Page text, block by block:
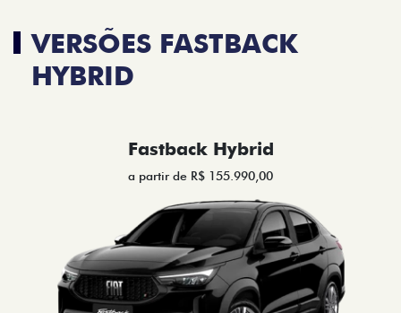
VERSÕES FASTBACK
HYBRID
Fastback Hybrid
a partir de R$ 155.990,00